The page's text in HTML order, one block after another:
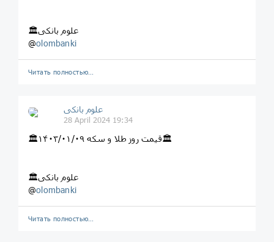
🏛علوم بانکی
@olombanki
Читать полностью…
علوم بانکی
28 April 2024 19:34
🏛قیمت روز طلا و سکه ۱۴۰۳/۰۱/۰۹🏛
🏛علوم بانکی
@olombanki
Читать полностью…